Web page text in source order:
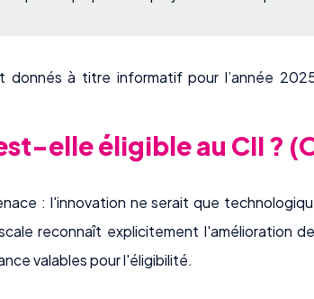
donnés à titre informatif pour l’année
elle éligible au CII ?
: l'innovation ne serait que
reconnaît explicitement l'amélioration
valables pour l'éligibilité.